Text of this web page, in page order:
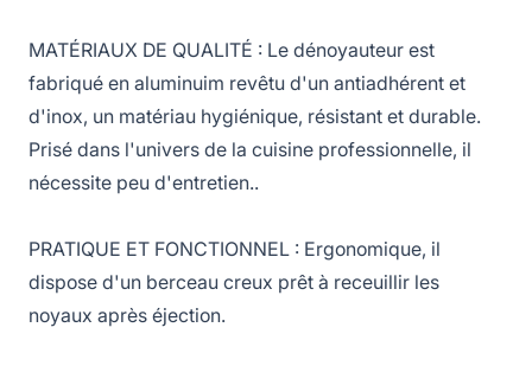
MATÉRIAUX DE QUALITÉ : Le dénoyauteur est
fabriqué en aluminuim revêtu d'un antiadhérent et
d'inox, un matériau hygiénique, résistant et durable.
Prisé dans l'univers de la cuisine professionnelle, il
nécessite peu d'entretien..
PRATIQUE ET FONCTIONNEL : Ergonomique, il
dispose d'un berceau creux prêt à receuillir les
noyaux après éjection.